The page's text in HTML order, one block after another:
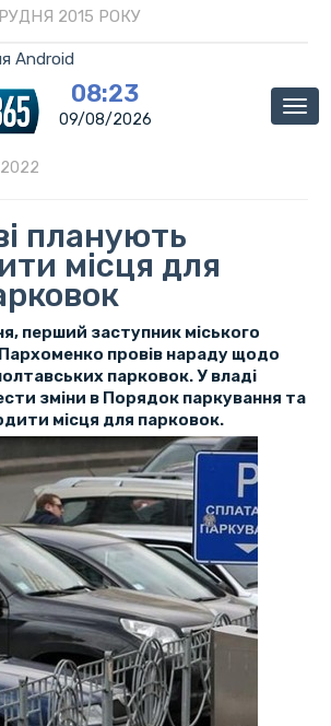
2015 РОКУ
Android
08:23
09/08/2026
планують
місця для
перший заступник міського
провів нараду щодо
парковок. У владі
зміни в Порядок паркування та
місця для парковок.